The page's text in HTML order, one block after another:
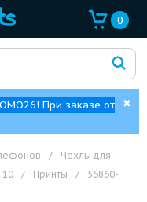
0
При заказе от
✖
/
Чехлы для
10 / Принты /
56860-